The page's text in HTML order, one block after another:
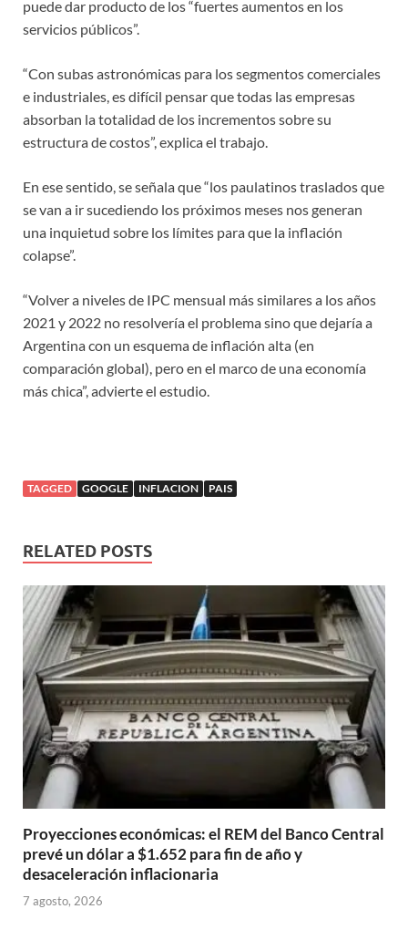
puede dar producto de los “fuertes aumentos en los
servicios públicos”.
“Con subas astronómicas para los segmentos comerciales
e industriales, es difícil pensar que todas las empresas
absorban la totalidad de los incrementos sobre su
estructura de costos”, explica el trabajo.
En ese sentido, se señala que “los paulatinos traslados que
se van a ir sucediendo los próximos meses nos generan
una inquietud sobre los límites para que la inflación
colapse”.
“Volver a niveles de IPC mensual más similares a los años
2021 y 2022 no resolvería el problema sino que dejaría a
Argentina con un esquema de inflación alta (en
comparación global), pero en el marco de una economía
más chica”, advierte el estudio.
TAGGED GOOGLE INFLACION PAIS
RELATED POSTS
Proyecciones económicas: el REM del Banco Central
prevé un dólar a $1.652 para fin de año y
desaceleración inflacionaria
7 agosto, 2026